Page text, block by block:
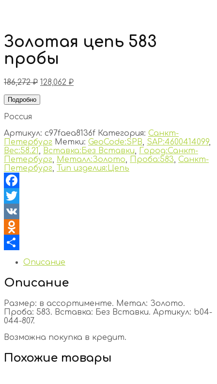
Золотая цепь 583
пробы
186,272₽ 128,062 ₽
Подробно
Россия
Артикул: c97faea8136f Категория: Санкт-
Петербург Метки: GeoCode:SPB, SAP:4600414099,
Вес:58.21, Вставка:Без Вставки, Город:Санкт-
Петербург, Металл:Золото, Проба:583, Санкт-
Петербург, Тип изделия:Цепь
Facebook
Twitter
VK
Odnoklassniki
Отправить
Описание
Описание
Размер: в ассортименте. Метал: Золото.
Проба: 583. Вставка: Без Вставки. Артикул: b04-
044-807.
Возможна покупка в кредит.
Похожие товары